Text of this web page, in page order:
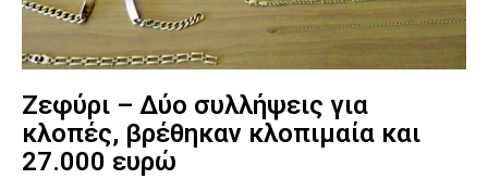
Ζεφύρι – Δύο συλλήψεις για
κλοπές, βρέθηκαν κλοπιμαία και
27.000 ευρώ